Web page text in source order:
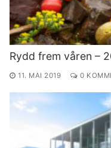
Rydd frem våren –
11. MAI 2019 0